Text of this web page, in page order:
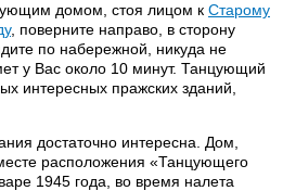
домом, стоя лицом к Старому
, поверните направо, в сторону
по набережной, никуда не
у Вас около 10 минут. Танцующий
интересных пражских зданий,
достаточно интересна. Дом,
расположения «Танцующего
1945 года, во время налета